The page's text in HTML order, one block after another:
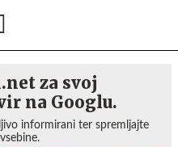
za svoj
na Googlu.
informirani ter spremljajte